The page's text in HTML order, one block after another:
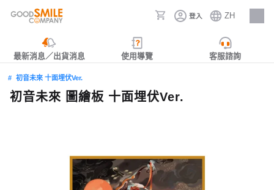
登入 ZH
人才招募
最新消息／出貨消息 使用導覽 客服諮詢
初音未來 十面埋伏Ver.
初音未來 圖繪板 十面埋伏Ver.